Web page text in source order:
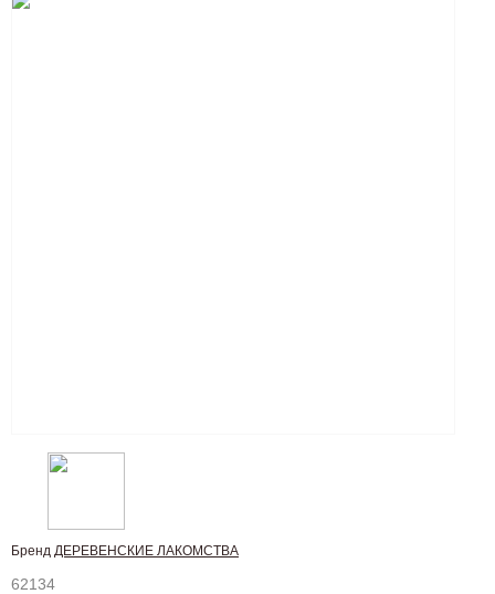
Бренд ДЕРЕВЕНСКИЕ ЛАКОМСТВА
62134